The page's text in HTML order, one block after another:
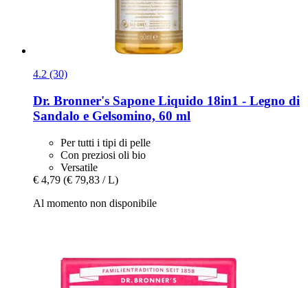
4.2 (30)
Dr. Bronner's Sapone Liquido 18in1 -​ Legno di
Sandalo e Gelsomino, 60 ml
Per tutti i tipi di pelle
Con preziosi oli bio
Versatile
€ 4,79 (€ 79,83 / L)
Al momento non disponibile